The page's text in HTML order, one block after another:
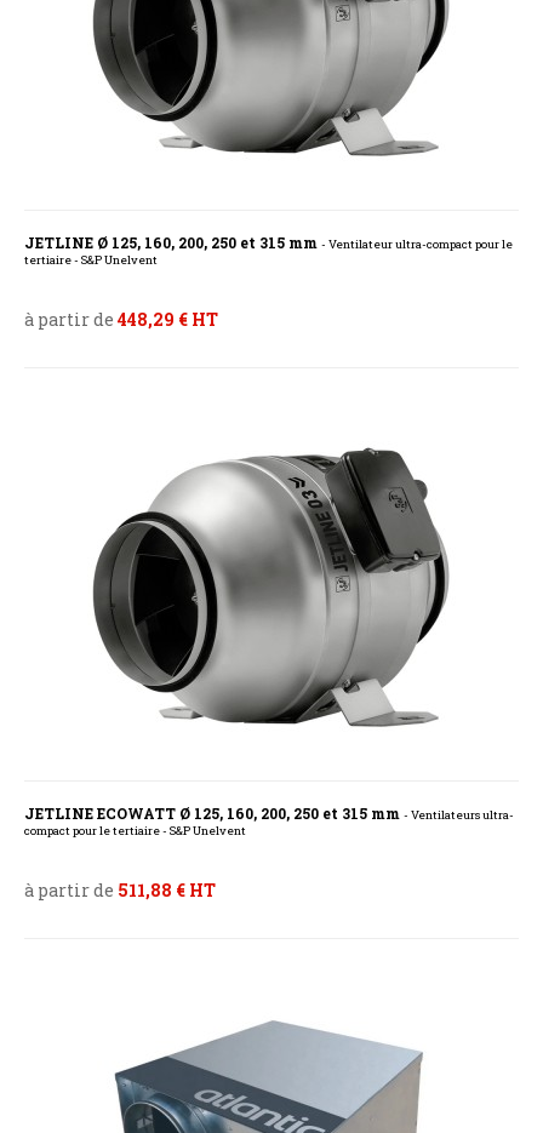
JETLINE Ø 125, 160, 200, 250 et 315 mm - Ventilateur ultra-compact pour le
tertiaire - S&P Unelvent
à partir de 448,29 € HT
JETLINE ECOWATT Ø 125, 160, 200, 250 et 315 mm - Ventilateurs ultra-
compact pour le tertiaire - S&P Unelvent
à partir de 511,88 € HT